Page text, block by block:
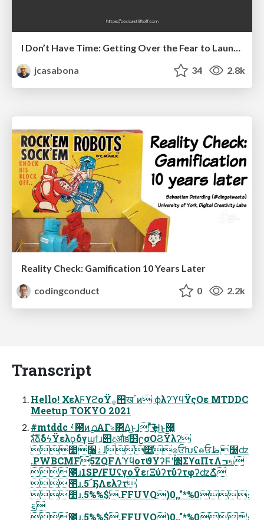
I Don’t Have Time: Getting Over the Fear to Launch Your Podcast
jcasabona
34 2.8k
Reality Check: Gamification 10 Years Later
codingconduct
0 2.2k
Transcript
Hello! ΧελϜϒϩοΫ࡞੒खॱͷ ϕλʔϓϥΫςΟε MTDDC
Meetup TOKYO 2021
#mtddc ࡾ౓ͷ൧ΑΓ৯΂Δ͜ͱɺ ͦͯ͠ҿΉ͜ͱ͕޷͖
גࣜձࣾδϟΫελϙδγϣϯɹ୅දऔక໾ʗσΟϨΫλʔ
೥݄૑ۀɺ೥݄๏ਓԽʢ๏ਓظ໨ʣ
.PWBCMF5ZQFΛϓϥοτϑΥʔϜʹ΢ΣϒαΠτΛߏங
೥ɹ1SP/FUʢγοΫεɾΞύʔτࣾύʔτφʔʣՃໍ
೥ɹ.5՜ҔΛελʔτ
೥ɹ.5%%$.FFUVQ)0,,"*%0։
࠵
೥ɹ.5%%$.FFUVQ)0,,"*%0։